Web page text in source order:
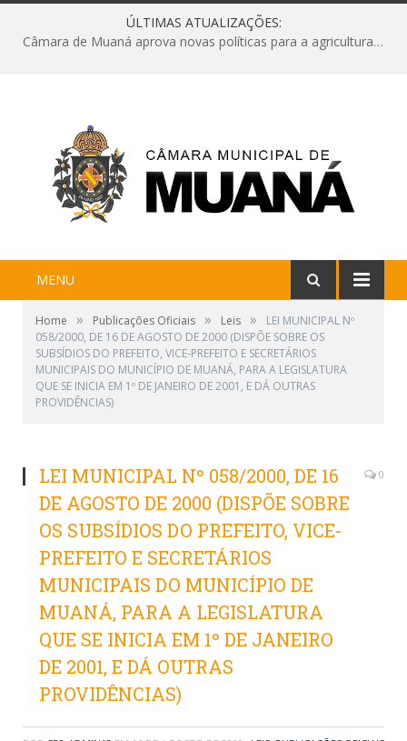
ÚLTIMAS ATUALIZAÇÕES:
Câmara de Muaná aprova novas políticas para a agricultura e solicita reforma da Ponte do Reduto
MENU
Home » Publicações Oficiais » Leis »
LEI MUNICIPAL Nº
058/2000, DE 16 DE AGOSTO DE 2000 (DISPÕE SOBRE OS
SUBSÍDIOS DO PREFEITO, VICE-PREFEITO E SECRETÁRIOS
MUNICIPAIS DO MUNICÍPIO DE MUANÁ, PARA A LEGISLATURA
QUE SE INICIA EM 1º DE JANEIRO DE 2001, E DÁ OUTRAS
PROVIDÊNCIAS)
LEI MUNICIPAL Nº 058/2000, DE 16
DE AGOSTO DE 2000 (DISPÕE SOBRE
OS SUBSÍDIOS DO PREFEITO, VICE-
PREFEITO E SECRETÁRIOS
MUNICIPAIS DO MUNICÍPIO DE
MUANÁ, PARA A LEGISLATURA
QUE SE INICIA EM 1º DE JANEIRO
DE 2001, E DÁ OUTRAS
PROVIDÊNCIAS)
0